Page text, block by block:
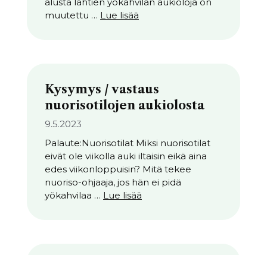
muutettu … Lue lisää
Kysymys / vastaus
nuorisotilojen aukiolosta
9.5.2023
Palaute:Nuorisotilat Miksi nuorisotilat
eivät ole viikolla auki iltaisin eikä aina
edes viikonloppuisin? Mitä tekee
nuoriso-ohjaaja, jos hän ei pidä
yökahvilaa … Lue lisää